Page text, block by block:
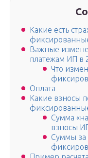
Какие есть
Важные
платежам ИП в
Что
Оплата
Какие взносы
Сумма
взносы
Суммы за